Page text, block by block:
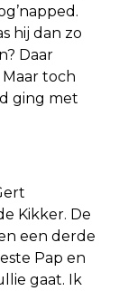
hij dan zo
Daar
toch
ging met
Kikker. De
een derde
Pap en
gaat. Ik